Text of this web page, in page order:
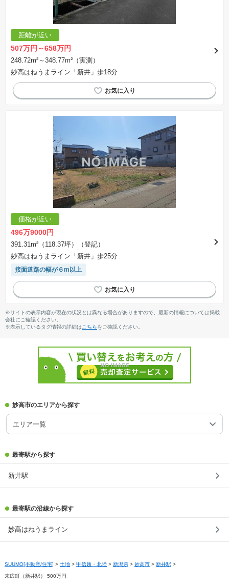
距離が近い
507万円～658万円
248.72m²～348.77m²（実測）
妙高はねうまライン「新井」歩18分
価格が近い
496万9000円
391.31m²（118.37坪）（登記）
妙高はねうまライン「新井」歩25分
接面道路の幅が６m以上
※サイトの表示内容が現在の状況とは異なる場合がありますので、最新の情報については掲載
会社にご確認ください。
※表示しているタグ情報の詳細は こちらをご確認ください。
妙高市のエリアから探す
エリア一覧
最寄駅から探す
新井駅
最寄駅の沿線から探す
妙高はねうまライン
SUUMO[不動産/住宅] > 土地 > 甲信越・北陸 > 新潟県 > 妙高市 > 新井駅 >
末広町（新井駅） 500万円